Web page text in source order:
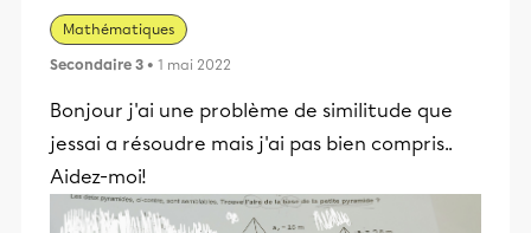
Mathématiques
Secondaire 3 • 1 mai 2022
Bonjour j'ai une problème de similitude que
jessai a résoudre mais j'ai pas bien compris..
Aidez-moi!